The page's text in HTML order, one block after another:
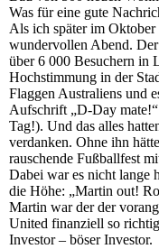
Was für eine gute
Als ich später im
wundervollen Abend.
über 6 000 Besuchern in
Hochstimmung in der
Flaggen Australiens und
Aufschrift „D-Day
Tag!). Und das alles
verdanken. Ohne ihn
rauschende Fußballfest
Dabei war es nicht lange
die Höhe: „Martin out!
Martin war der der
United finanziell so
Investor – böser Investor.